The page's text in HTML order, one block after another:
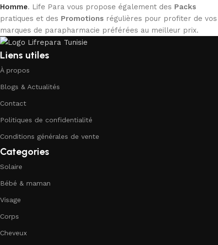
Homme. Life Para vous propose également des Packs
pratiques et des Promotions régulières pour profiter de vos
marques de parapharmacie préférées au meilleur prix.
Liens utiles
À propos
Blogs & Actualités
Contact
Politiques de confidentialité
Conditions générales de vente
Categories
Solaire
Bébé & maman
Visage
Corps
Cheveux